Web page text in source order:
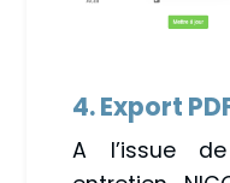
4. Export
A l’issue